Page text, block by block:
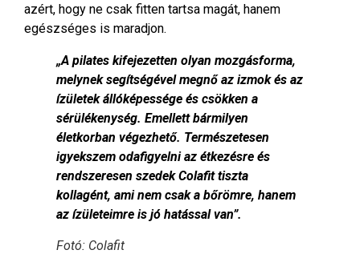
azért, hogy ne csak fitten tartsa magát, hanem
egészséges is maradjon.
„A pilates kifejezetten olyan mozgásforma,
melynek segítségével megnő az izmok és az
ízületek állóképessége és csökken a
sérülékenység. Emellett bármilyen
életkorban végezhető. Természetesen
igyekszem odafigyelni az étkezésre és
rendszeresen szedek Colafit tiszta
kollagént, ami nem csak a bőrömre, hanem
az ízületeimre is jó hatással van”.
Fotó: Colafit